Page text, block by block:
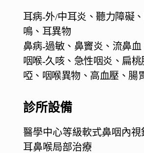
耳病-外/中耳炎、聽力障礙
鳴、耳異物
鼻病-過敏、鼻竇炎、流鼻血
咽喉-久咳、急性咽炎、扁桃
啞、咽喉異物、高血壓、腸
診所設備
醫學中心等級軟式鼻咽內視
耳鼻喉局部治療